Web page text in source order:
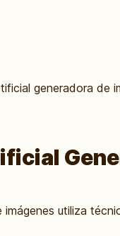
generadora
utiliza